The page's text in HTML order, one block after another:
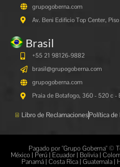
grupogoberna.com
Av. Beni Edificio Top Center,
Brasil
+55 21 98126-9882
brasil@grupogoberna.com
grupogoberna.com
Praia de Botafogo, 360 - 520 c -
Libro de ReclamacionesPolítica de
Pagado por "Grupo Goberna" ©
México | Perú | Ecuador | Bolivia |
Panamá | Costa Rica | Guatemala |